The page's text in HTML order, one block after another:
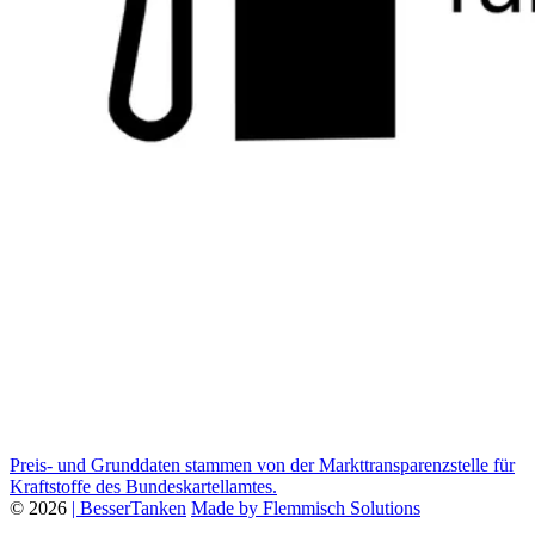
Preis- und Grunddaten stammen von der Markttransparenzstelle für
Kraftstoffe des Bundeskartellamtes.
© 2026 | BesserTanken Made by Flemmisch Solutions